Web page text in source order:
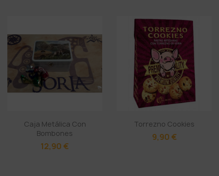
Caja Metálica Con
Bombones
12,90 €
Torrezno Cookies
9,90 €